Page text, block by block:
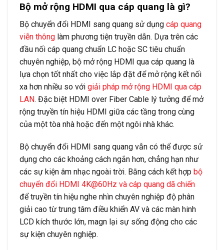
Bộ mở rộng HDMI qua cáp quang là gì?
Bộ chuyển đổi HDMI sang quang sử dụng cáp quang
viễn thông làm phương tiện truyền dẫn. Dựa trên các
đầu nối cáp quang chuẩn LC hoặc SC tiêu chuẩn
chuyên nghiệp, bộ mở rộng HDMI qua cáp quang là
lựa chọn tốt nhất cho việc lắp đặt để mở rộng kết nối
xa hơn nhiều so với giải pháp mở rộng HDMI qua cáp
LAN. Đặc biệt HDMI over Fiber Cable lý tưởng để mở
rộng truyền tín hiệu HDMI giữa các tầng trong cùng
của một tòa nhà hoặc đến một ngôi nhà khác.
Bộ chuyển đổi HDMI sang quang vẫn có thể được sử
dụng cho các khoảng cách ngắn hơn, chẳng hạn như
các sự kiện âm nhạc ngoài trời. Bằng cách kết hợp bộ
chuyển đổi HDMI 4K@60Hz và cáp quang dã chiến
để truyền tín hiệu nghe nhìn chuyên nghiệp độ phân
giải cao từ trung tâm điều khiển AV và các màn hinh
LCD kích thước lớn, magn lại sự sống động cho các
sự kiện chuyên nghiệp.